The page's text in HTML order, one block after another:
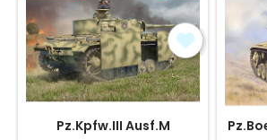
Pz.Kpfw.III Ausf.M